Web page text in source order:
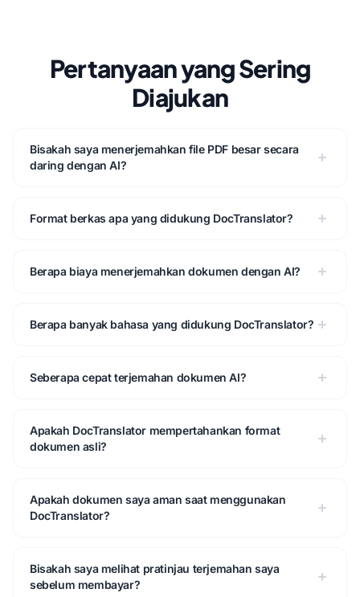
Pertanyaan yang Sering
Diajukan
Bisakah saya menerjemahkan file PDF besar secara
daring dengan AI?
Format berkas apa yang didukung DocTranslator?
Berapa biaya menerjemahkan dokumen dengan AI?
Berapa banyak bahasa yang didukung DocTranslator?
Seberapa cepat terjemahan dokumen AI?
Apakah DocTranslator mempertahankan format
dokumen asli?
Apakah dokumen saya aman saat menggunakan
DocTranslator?
Bisakah saya melihat pratinjau terjemahan saya
sebelum membayar?